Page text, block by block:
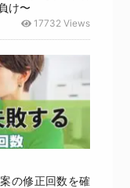
け〜
17732 Views
の修正回数を確